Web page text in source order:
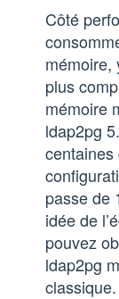
Côté
mémoire,
plus
mémoire
ldap2pg
passe de
idée de
pouvez
ldap2pg
classique.